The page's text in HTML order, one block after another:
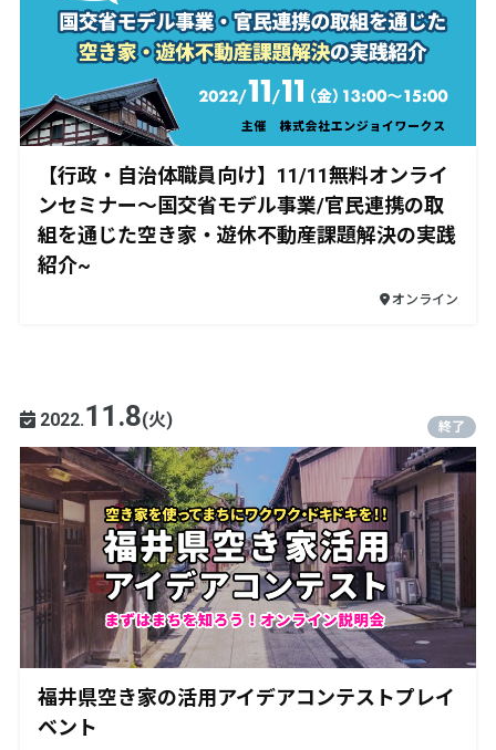
【行政・自治体職員向け】11/11無料オンライ
ンセミナー～国交省モデル事業/官民連携の取
組を通じた空き家・遊休不動産課題解決の実践
紹介~
オンライン
2022.11.8(火) 終了
福井県空き家の活用アイデアコンテストプレイ
ベント